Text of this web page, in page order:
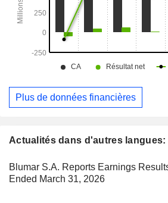
Actualités dans d'autres langues:
Blumar S.A. Reports Earnings
Ended March 31, 2026
Plus de données financières